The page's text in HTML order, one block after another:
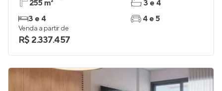
255 m²
3 e 4
3 e 4
4 e 5
Venda a partir de
R$ 2.337.457